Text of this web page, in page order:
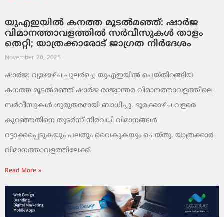
യുഎഇയിൽ കനത്ത മൂടൽമഞ്ഞ്: ഷാർജ
വിമാനത്താവളത്തിൽ സർവീസുകൾ താളം
തെറ്റി; യാത്രക്കാരോട് ജാഗ്രത നിർദേശം
November 20, 2025
ഷാർജ: വ്യാഴാഴ്ച പുലർച്ചെ യുഎഇയിൽ പെയ്തിറങ്ങിയ
കനത്ത മൂടൽമഞ്ഞ് ഷാർജ രാജ്യാന്തര വിമാനത്താവളത്തിലെ
സർവീസുകൾ ഗുരുതരമായി ബാധിച്ചു. ദൂരക്കാഴ്ച വളരെ
കുറഞ്ഞതിനെ തുടർന്ന് നിരവധി വിമാനങ്ങൾ
റദ്ദാക്കപ്പെടുകയും പലതും വൈകുകയും ചെയ്തു. യാത്രക്കാർ
വിമാനത്താവളത്തിലേക്ക്
Read More »